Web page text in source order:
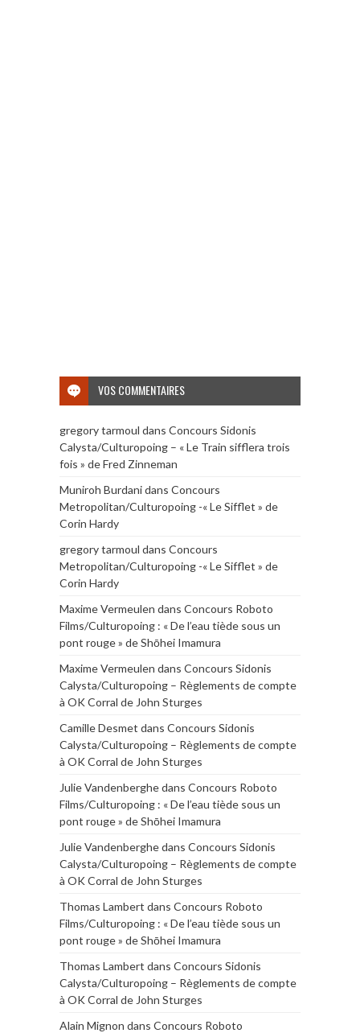
VOS COMMENTAIRES
gregory tarmoul dans Concours Sidonis
Calysta/Culturopoing – « Le Train sifflera trois
fois » de Fred Zinneman
Muniroh Burdanidans Concours
Metropolitan/Culturopoing -« Le Sifflet » de
Corin Hardy
gregory tarmoul dans Concours
Metropolitan/Culturopoing -« Le Sifflet » de
Corin Hardy
Maxime Vermeulen dans Concours Roboto
Films/Culturopoing : « De l’eau tiède sous un
pont rouge » de Shōhei Imamura
Maxime Vermeulen dans Concours Sidonis
Calysta/Culturopoing – Règlements de compte
à OK Corral de John Sturges
Camille Desmet dans Concours Sidonis
Calysta/Culturopoing – Règlements de compte
à OK Corral de John Sturges
Julie Vandenberghedans Concours Roboto
Films/Culturopoing : « De l’eau tiède sous un
pont rouge » de Shōhei Imamura
Julie Vandenberghedans Concours Sidonis
Calysta/Culturopoing – Règlements de compte
à OK Corral de John Sturges
Thomas Lambert dans Concours Roboto
Films/Culturopoing : « De l’eau tiède sous un
pont rouge » de Shōhei Imamura
Thomas Lambert dans Concours Sidonis
Calysta/Culturopoing – Règlements de compte
à OK Corral de John Sturges
Alain Mignon dans Concours Roboto